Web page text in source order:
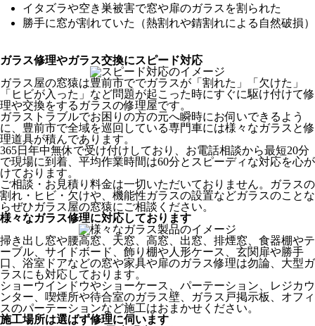
イタズラや空き巣被害で窓や扉のガラスを割られた
勝手に窓が割れていた（熱割れや錆割れによる自然破損）
ガラス修理やガラス交換にスピード対応
ガラス屋の窓猿は豊前市ででガラスが「割れた」「欠けた」
「ヒビが入った」など問題が起こった時にすぐに駆け付けて修
理や交換をするガラスの修理屋です。
ガラストラブルでお困りの方の元へ瞬時にお伺いできるよう
に、豊前市で全域を巡回している専門車には様々なガラスと修
理道具が積んであります。
365日年中無休で受け付けしており、お電話相談から最短20分
で現場に到着、平均作業時間は60分とスピーディな対応を心が
けております。
ご相談・お見積り料金は一切いただいておりません。ガラスの
割れ・ヒビ・欠けや、機能性ガラスの設置などガラスのことな
らぜひガラス屋の窓猿にご相談ください。
様々なガラス修理に対応しております
掃き出し窓や腰高窓、天窓、高窓、出窓、排煙窓、食器棚やテ
ーブル、サイドボード、飾り棚や人形ケース、玄関扉や勝手
口、浴室ドアなどの窓や家具や扉のガラス修理は勿論、大型ガ
ラスにも対応しております。
ショーウインドウやショーケース、パーテーション、レジカウ
ンター、喫煙所や待合室のガラス壁、ガラス戸掲示板、オフィ
スのパーテーションなど施工はおまかせください。
施工場所は選ばず修理に伺います